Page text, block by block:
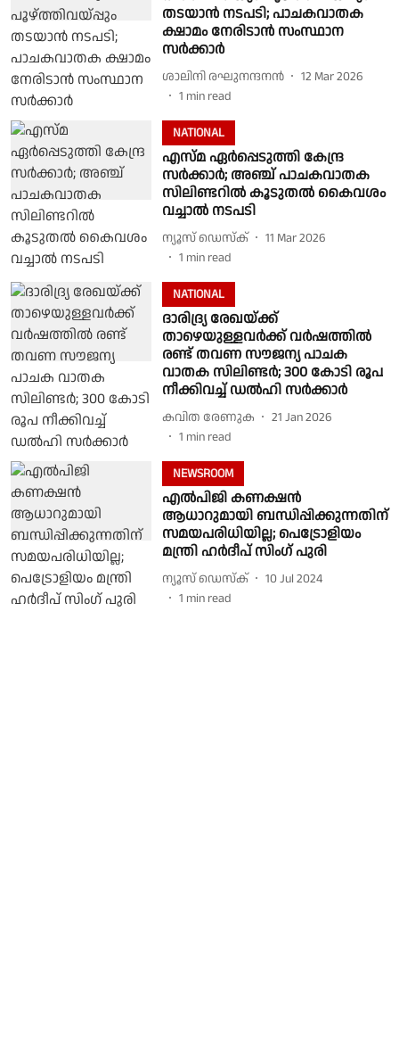
തടയാൻ നടപടി; പാചകവാതക
ക്ഷാമം നേരിടാൻ സംസ്ഥാന
സർക്കാർ
ശാലിനി രഘുനന്ദനൻ
12 Mar 2026
1 min read
NATIONAL
എസ്മ ഏർപ്പെടുത്തി കേന്ദ്ര
സര്‍ക്കാര്‍; അഞ്ച് പാചകവാതക
സിലിണ്ടറില്‍ കൂടുതല്‍ കൈവശം
വച്ചാല്‍ നടപടി
ന്യൂസ് ഡെസ്ക്
11 Mar 2026
1 min read
NATIONAL
ദാരിദ്ര്യ രേഖയ്ക്ക്
താഴെയുള്ളവര്‍ക്ക് വര്‍ഷത്തില്‍
രണ്ട് തവണ സൗജന്യ പാചക
വാതക സിലിണ്ടര്‍; 300 കോടി രൂപ
നീക്കിവച്ച് ഡല്‍ഹി സര്‍ക്കാര്‍
കവിത രേണുക
21 Jan 2026
1 min read
NEWSROOM
എല്‍പിജി കണക്ഷൻ
ആധാറുമായി ബന്ധിപ്പിക്കുന്നതിന്
സമയപരിധിയില്ല; പെട്രോളിയം
മന്ത്രി ഹര്‍ദീപ് സിംഗ് പുരി
ന്യൂസ് ഡെസ്ക്
10 Jul 2024
1 min read